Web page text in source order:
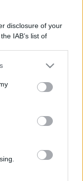
disclosure of your
IAB’s list of
us to third parties
or more Google
including but
You may click to
party tags to
con l’ordinanza
sul mondo
Automotive e